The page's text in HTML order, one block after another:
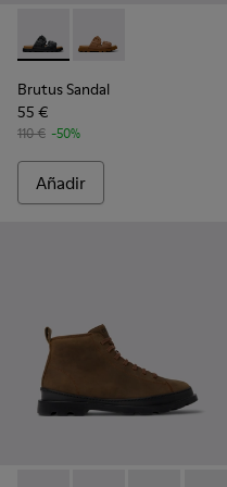
Brutus Sandal - K101046-
Brutus Sandal -
Brutus Sandal
55 €
110 € -50%
Añadir